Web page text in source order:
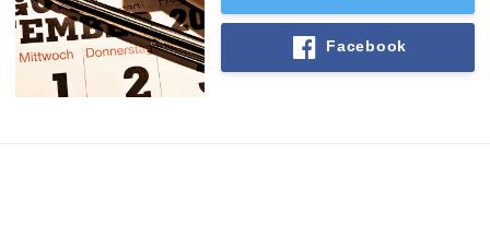
Facebook